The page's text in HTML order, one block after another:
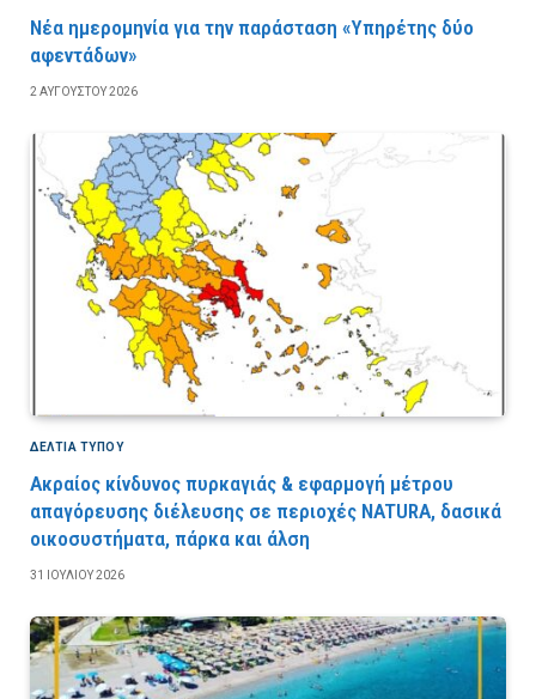
Νέα ημερομηνία για την παράσταση «Υπηρέτης δύο
αφεντάδων»
2 ΑΥΓΟΎΣΤΟΥ 2026
ΔΕΛΤΙΑ ΤΥΠΟΥ
Ακραίος κίνδυνος πυρκαγιάς & εφαρμογή μέτρου
απαγόρευσης διέλευσης σε περιοχές NATURA, δασικά
οικοσυστήματα, πάρκα και άλση
31 ΙΟΥΛΊΟΥ 2026